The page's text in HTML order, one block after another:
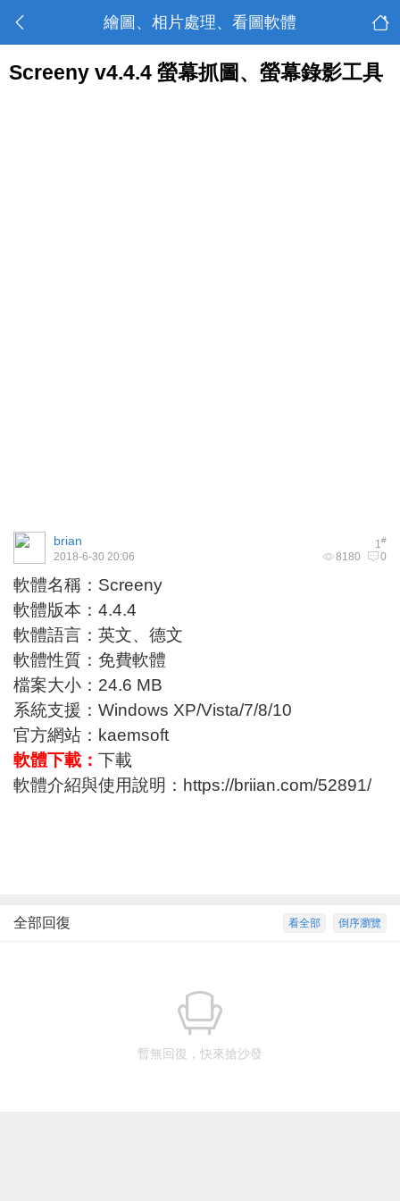
繪圖、相片處理、看圖軟體
Screeny v4.4.4 螢幕抓圖、螢幕錄影工具
1#
brian
8180 0
2018-6-30 20:06
軟體名稱：Screeny
軟體版本：4.4.4
軟體語言：英文、德文
軟體性質：免費軟體
檔案大小：24.6 MB
系統支援：Windows XP/Vista/7/8/10
官方網站：kaemsoft
軟體下載： 下載
軟體介紹與使用說明： https://briian.com/52891/
倒序瀏覽
看全部
全部回復
暫無回復，快來搶沙發